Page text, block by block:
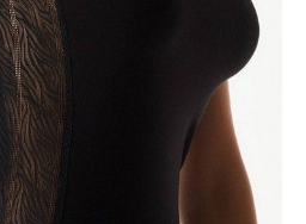
bawełniana;
printem,
zastosowaniu się do zaleceń
wygodzie i pewności siebie.
poliamid 79%, elastan 21%